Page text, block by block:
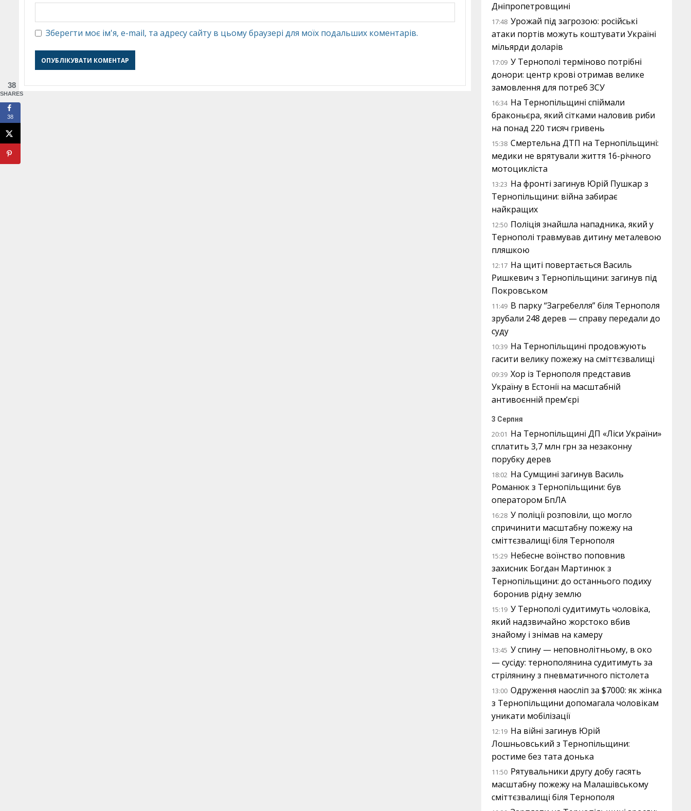
Зберегти моє ім'я, e-mail, та адресу сайту в цьому браузері для моїх подальших коментарів.
Дніпропетровщині
17:48 Урожай під загрозою: російські
атаки портів можуть коштувати Україні
мільярди доларів
17:09 У Тернополі терміново потрібні
донори: центр крові отримав велике
замовлення для потреб ЗСУ
16:34 На Тернопільщині спіймали
браконьєра, який сітками наловив риби
на понад 220 тисяч гривень
15:38 Смертельна ДТП на Тернопільщині:
медики не врятували життя 16-річного
мотоцикліста
13:23 На фронті загинув Юрій Пушкар з
Тернопільщини: війна забирає
найкращих
12:50 Поліція знайшла нападника, який у
Тернополі травмував дитину металевою
пляшкою
12:17 На щиті повертається Василь
Ришкевич з Тернопільщини: загинув під
Покровськом
11:49 В парку “Загребелля” біля Тернополя
зрубали 248 дерев — справу передали до
суду
10:39 На Тернопільщині продовжують
гасити велику пожежу на сміттєзвалищі
09:39 Хор із Тернополя представив
Україну в Естонії на масштабній
антивоєнній прем’єрі
3 Серпня
20:01 На Тернопільщині ДП «Ліси України»
сплатить 3,7 млн грн за незаконну
порубку дерев
18:02 На Сумщині загинув Василь
Романюк з Тернопільщини: був
оператором БпЛА
16:28 У поліції розповіли, що могло
спричинити масштабну пожежу на
сміттєзвалищі біля Тернополя
15:29 Небесне воїнство поповнив
захисник Богдан Мартинюк з
Тернопільщини: до останнього подиху
боронив рідну землю
15:19 У Тернополі судитимуть чоловіка,
який надзвичайно жорстоко вбив
знайому і знімав на камеру
13:45 У спину — неповнолітньому, в око
— сусіду: тернополянина судитимуть за
стрілянину з пневматичного пістолета
13:00 Одруження наосліп за $7000: як жінка
з Тернопільщини допомагала чоловікам
уникати мобілізації
12:19 На війні загинув Юрій
Лошньовський з Тернопільщини:
ростиме без тата донька
11:50 Рятувальники другу добу гасять
масштабну пожежу на Малашівському
сміттєзвалищі біля Тернополя
38
SHARES
38